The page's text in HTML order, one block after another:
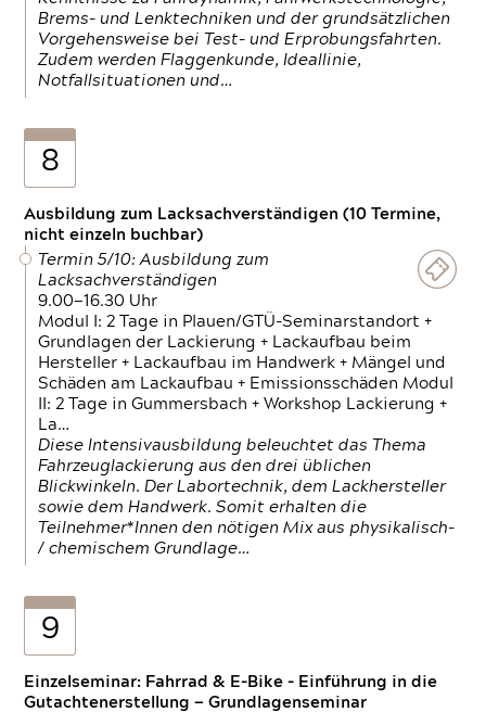
Brems- und Lenktechniken und der grundsätzlichen
Vorgehensweise bei Test- und Erprobungsfahrten.
Zudem werden Flaggenkunde, Ideallinie,
Notfallsituationen und…
8
Ausbildung zum Lacksachverständigen (10 Termine,
nicht einzeln buchbar)
Termin 5/10: Ausbildung zum
Lacksachverständigen
9.00—16.30 Uhr
Modul I: 2 Tage in Plauen/GTÜ-Seminarstandort +
Grundlagen der Lackierung + Lackaufbau beim
Hersteller + Lackaufbau im Handwerk + Mängel und
Schäden am Lackaufbau + Emissionsschäden Modul
II: 2 Tage in Gummersbach + Workshop Lackierung +
La…
Diese Intensivausbildung beleuchtet das Thema
Fahrzeuglackierung aus den drei üblichen
Blickwinkeln. Der Labortechnik, dem Lackhersteller
sowie dem Handwerk. Somit erhalten die
Teilnehmer*Innen den nötigen Mix aus physikalisch-
/ chemischem Grundlage…
9
Einzelseminar: Fahrrad & E-Bike - Einführung in die
Gutachtenerstellung — Grundlagenseminar